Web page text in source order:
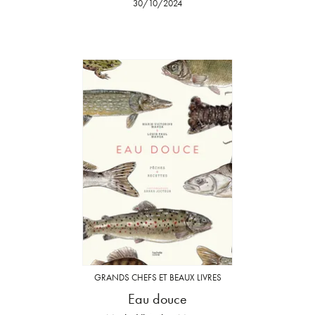
30/10/2024
GRANDS CHEFS ET BEAUX LIVRES
Eau douce